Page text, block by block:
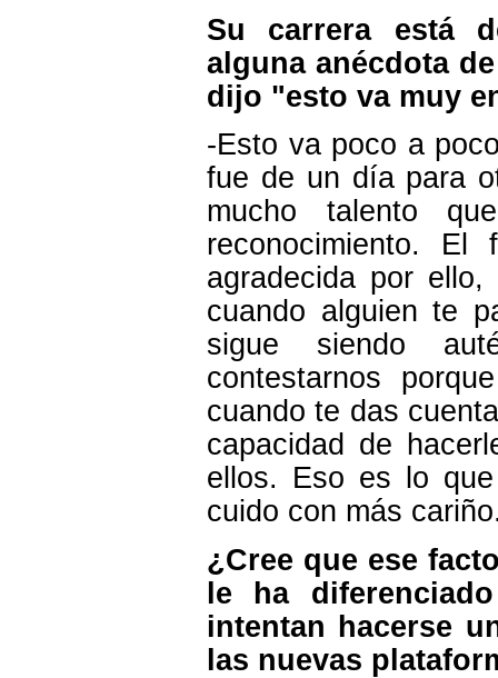
Su carrera está
alguna anécdota
dijo "esto va muy
-Esto va poco a
fue de un día para
mucho talento
reconocimiento.
agradecida por
cuando alguien te
sigue siendo
contestarnos
cuando te das
capacidad de
ellos. Eso es lo
cuido con más
¿Cree que ese
le ha
intentan hacerse
las nuevas